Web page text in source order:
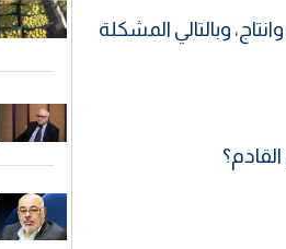
وبالتالي المشكلة